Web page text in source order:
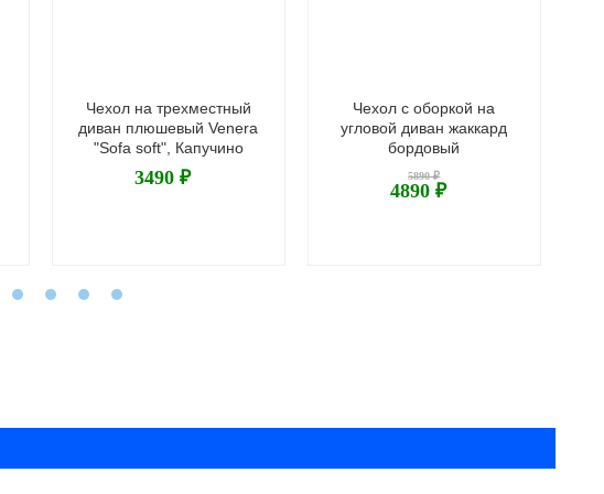
Чехол на трехместный
диван плюшевый Venera
"Sofa soft", Капучино
3490 ₽
Чехол с оборкой на
угловой диван жаккард
бордовый
5890 ₽
4890 ₽